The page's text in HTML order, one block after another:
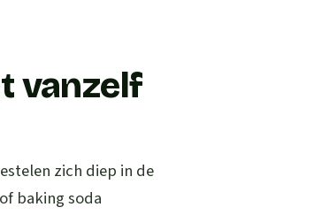
vanzelf
zich diep in de
baking soda